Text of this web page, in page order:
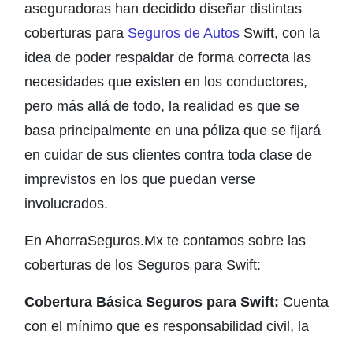
aseguradoras han decidido diseñar distintas
coberturas para Seguros de Autos Swift, con la
idea de poder respaldar de forma correcta las
necesidades que existen en los conductores,
pero más allá de todo, la realidad es que se
basa principalmente en una póliza que se fijará
en cuidar de sus clientes contra toda clase de
imprevistos en los que puedan verse
involucrados.
En AhorraSeguros.Mx te contamos sobre las
coberturas de los Seguros para Swift:
Cobertura Básica Seguros para Swift: Cuenta
con el mínimo que es responsabilidad civil, la